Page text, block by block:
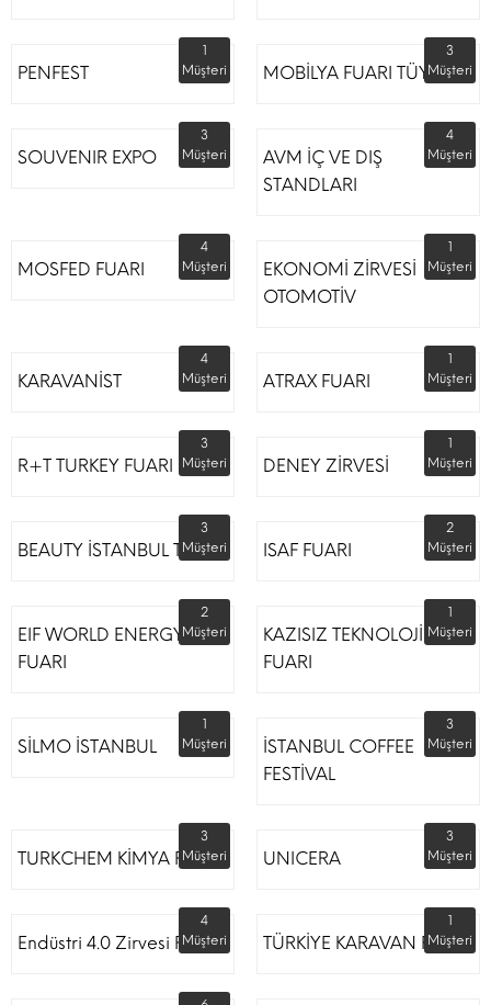
PENFEST
1
Müşteri
MOBİLYA FUARI TÜYAP
3
Müşteri
SOUVENIR EXPO
3
Müşteri
AVM İÇ VE DIŞ
STANDLARI
4
Müşteri
MOSFED FUARI
4
Müşteri
EKONOMİ ZİRVESİ
OTOMOTİV
1
Müşteri
KARAVANİST
4
Müşteri
ATRAX FUARI
1
Müşteri
R+T TURKEY FUARI
3
Müşteri
DENEY ZİRVESİ
1
Müşteri
BEAUTY İSTANBUL TÜYAP
3
Müşteri
ISAF FUARI
2
Müşteri
EIF WORLD ENERGY
FUARI
2
Müşteri
KAZISIZ TEKNOLOJİLER
FUARI
1
Müşteri
SİLMO İSTANBUL
1
Müşteri
İSTANBUL COFFEE
FESTİVAL
3
Müşteri
TURKCHEM KİMYA FUARI
3
Müşteri
UNICERA
3
Müşteri
Endüstri 4.0 Zirvesi Fuarı
4
Müşteri
TÜRKİYE KARAVAN FUARI
1
Müşteri